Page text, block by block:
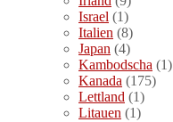
Israel (1)
Italien (8)
Japan (4)
Kambodscha (1)
Kanada (175)
Lettland (1)
Litauen (1)